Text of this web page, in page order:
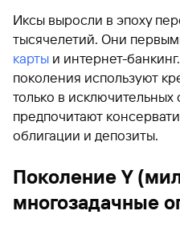
Иксы выросли в эпоху
тысячелетий. Они
карты и интернет-
поколения используют
только в исключительных
предпочитают
облигации и депозиты.
Поколение Y
многозадачные